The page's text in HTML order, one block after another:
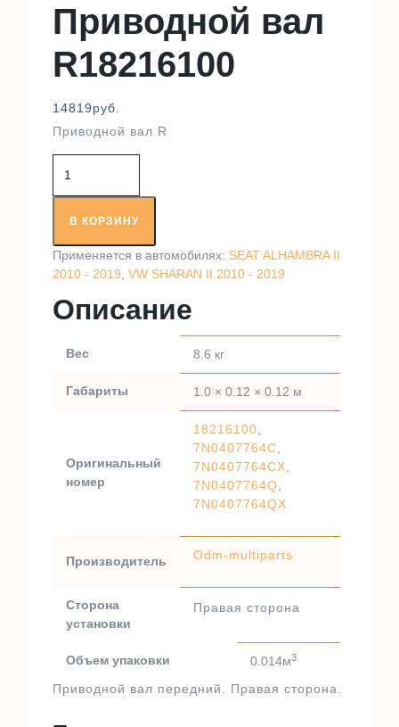
Приводной вал
R18216100
14819руб.
Приводной вал R
товара
Приводной
валВ КОРЗИНУ
Применяется в автомобилях: SEAT ALHAMBRA II
2010 - 2019 VW SHARAN II 2010 - 2019
Описание
Вес 8.6 кг
Габариты 1.0 × 0.12 × 0.12 м
Оригинальный
номер
18216100
7N0407764C
7N0407764CX
7N0407764Q
7N0407764QX
Производитель Odm-multiparts
Сторона
установки
Правая сторона
Объем упаковки 0.014м3
Приводной вал передний. Правая сторона.